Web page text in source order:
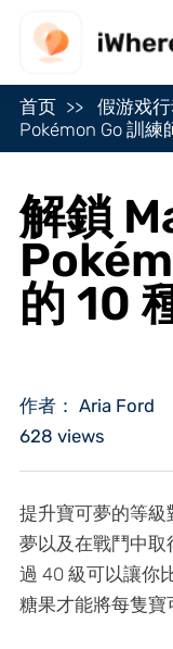
首页 假游戏
Pokémon Go 訓練
解鎖
的 10
作者： Aria Ford
628 views
提升寶可夢的等
夢以及在戰鬥中取
過 40 級可以讓你
糖果才能將每隻寶